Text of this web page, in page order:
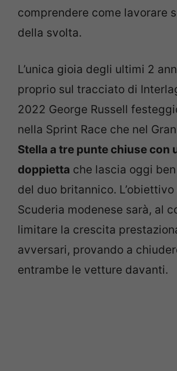
comprendere come lavorare
della svolta.
L’unica gioia degli ultimi 2
proprio sul tracciato di
2022 George Russell
nella Sprint Race che nel
Stella a tre punte chiuse con
doppietta che lascia oggi
del duo britannico. L’obiettivo
Scuderia modenese sarà, al
limitare la crescita
avversari, provando a
entrambe le vetture davanti.